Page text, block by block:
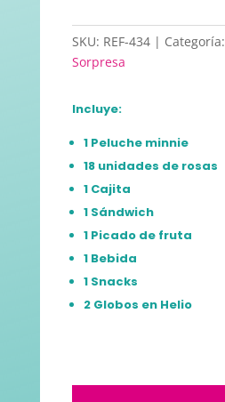
SKU: REF-434 Categoría:
Sorpresa
Incluye:
1 Peluche minnie
18 unidades de rosas
1 Cajita
1 Sándwich
1 Picado de fruta
1 Bebida
1 Snacks
2 Globos en Helio